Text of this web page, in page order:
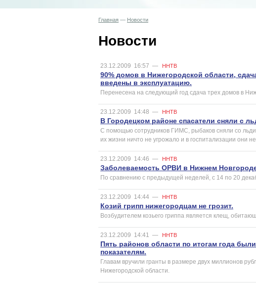
Главная — Новости
Новости
23.12.2009 16:57 — ННТВ
90% домов в Нижегородской области,
введены в эксплуатацию.
Перенесена на следующий год сдача трех домов в
23.12.2009 14:48 — ННТВ
В Городецком районе спасатели сняли с
С помощью сотрудников ГИМС, рыбаков сняли со
их жизни ничто не угрожало и в госпитализации они
23.12.2009 14:46 — ННТВ
Заболеваемость ОРВИ в Нижнем
По сравнению с предыдущей неделей, с 14 по 20
23.12.2009 14:44 — ННТВ
Козий грипп нижегородцам не грозит.
Возбудителем козьего гриппа является клещ,
23.12.2009 14:41 — ННТВ
Пять районов области по итогам года
показателям.
Главам вручили гранты в размере двух миллионов
Нижегородской области.